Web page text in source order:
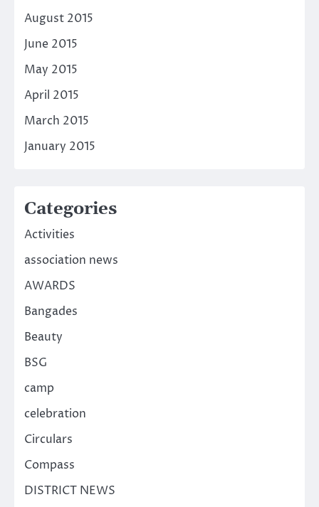
August 2015
June 2015
May 2015
April 2015
March 2015
January 2015
Categories
Activities
association news
AWARDS
Bangades
Beauty
BSG
camp
celebration
Circulars
Compass
DISTRICT NEWS